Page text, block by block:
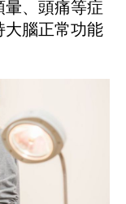
暈、頭痛等症
大腦正常功能